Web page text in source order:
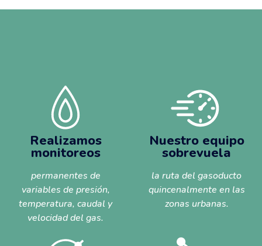
Realizamos
monitoreos
permanentes de
variables de presión,
temperatura, caudal y
velocidad del gas.
Nuestro equipo
sobrevuela
la ruta del gasoducto
quincenalmente en las
zonas urbanas.